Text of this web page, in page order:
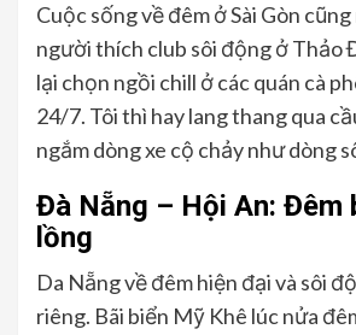
Cuộc sống về đêm ở Sài Gòn
người thích club sôi động ở Thảo
lại chọn ngồi chill ở các quán cà
24/7. Tôi thì hay lang thang qua
ngắm dòng xe cộ chảy như dòng
Đà Nẵng – Hội An: Đêm
lồng
Da Nẵng về đêm hiện đại và sôi
riêng. Bãi biển Mỹ Khê lúc nửa